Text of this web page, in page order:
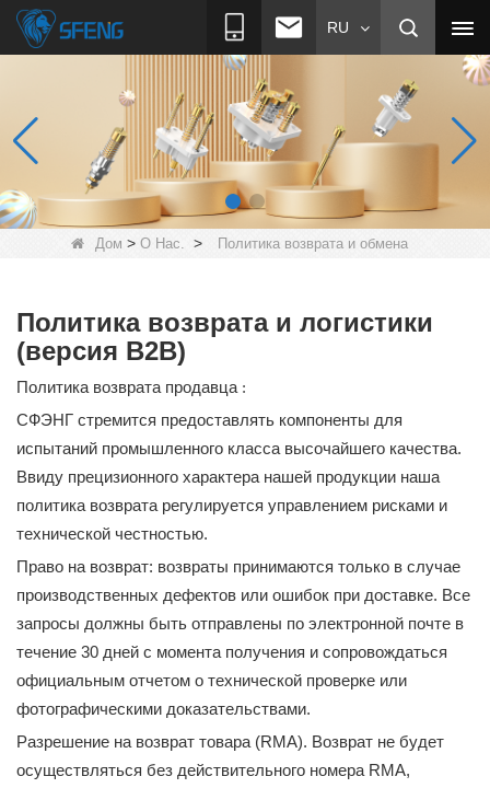
RU
Дом > О Нас. > Политика возврата и обмена
Политика возврата и логистики
(версия B2B)
Политика возврата продавца :
СФЭНГ стремится предоставлять компоненты для
испытаний промышленного класса высочайшего качества.
Ввиду прецизионного характера нашей продукции наша
политика возврата регулируется управлением рисками и
технической честностью.
Право на возврат: возвраты принимаются только в случае
производственных дефектов или ошибок при доставке. Все
запросы должны быть отправлены по электронной почте в
течение 30 дней с момента получения и сопровождаться
официальным отчетом о технической проверке или
фотографическими доказательствами.
Разрешение на возврат товара (RMA). Возврат не будет
осуществляться без действительного номера RMA,